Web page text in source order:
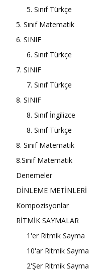
5. Sınıf Türkçe
5. Sınıf Matematik
6. SINIF
6. Sınıf Türkçe
7. SINIF
7. Sınıf Türkçe
8. SINIF
8. Sınıf İngilizce
8. Sınıf Türkçe
8. Sınıf Matematik
8.Sınıf Matematik
Denemeler
DİNLEME METİNLERİ
Kompozisyonlar
RİTMİK SAYMALAR
1'er Ritmik Sayma
10'ar Ritmik Sayma
2'Şer Ritmik Sayma